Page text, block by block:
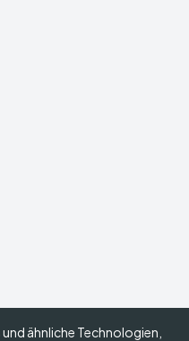
ähnliche Technologien,